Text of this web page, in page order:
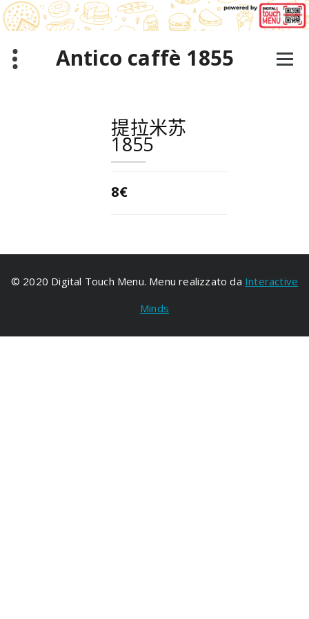
跳
至
正
Antico caffè 1855
提拉米苏
1855
8€
© 2020 Digital Touch Menu. Menu realizzato da Interactive
Minds